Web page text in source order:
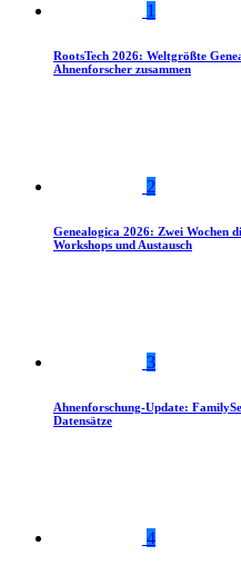
1
RootsTech 2026: Weltgrößte
Ahnenforscher zusammen
2
Genealogica 2026: Zwei Wochen
Workshops und Austausch
3
Ahnenforschung-Update:
Datensätze
4